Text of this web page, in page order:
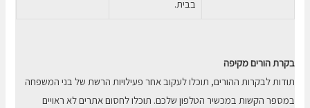
בבית.
בקרת הורים מקיפה
תודות לבקרות ההורים, תוכלו לעקוב אחר פעילויות הרשת של בני המשפחה
במספר הקשות במכשיר הטלפון שלכם. תוכלו לחסום אתרים לא ראויים